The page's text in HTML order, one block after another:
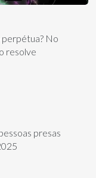
perpétua? No
resolve
presas